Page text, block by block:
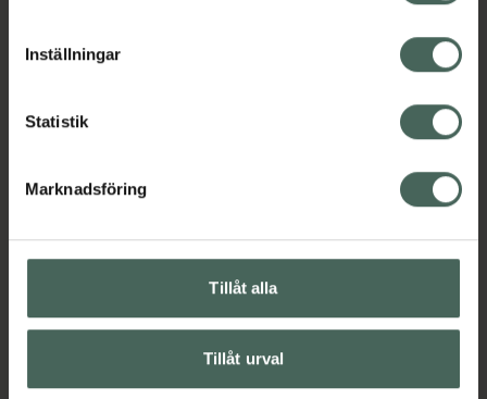
cookieinställningar. Ett återkallat samtycke påverkar inte
lagligheten av behandling som skett innan återkallelsen.
Inställningar
Statistik
Marknadsföring
Tillåt alla
Tillåt urval